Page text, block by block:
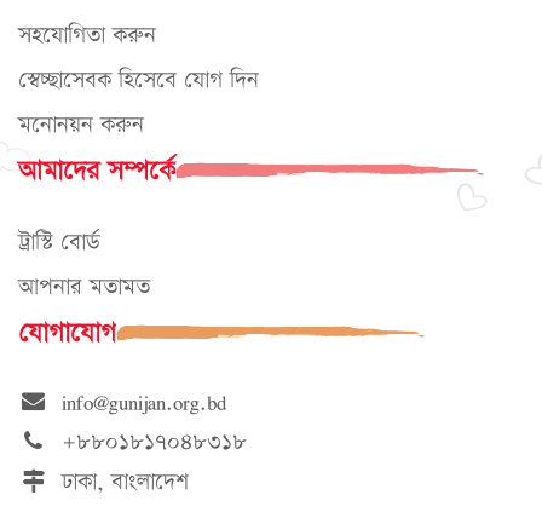
সহযোগিতা করুন
স্বেচ্ছাসেবক হিসেবে যোগ দিন
মনোনয়ন করুন
আমাদের সম্পর্কে
ট্রাস্টি বোর্ড
আপনার মতামত
যোগাযোগ
info@gunijan.org.bd
+৮৮০১৮১৭০৪৮৩১৮
ঢাকা, বাংলাদেশ